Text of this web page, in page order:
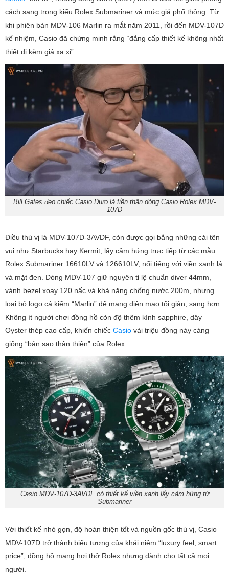
cách sang trọng kiểu Rolex Submariner và mức giá phổ thông. Từ
khi phiên bản MDV-106 Marlin ra mắt năm 2011, rồi đến MDV-107D
kế nhiệm, Casio đã chứng minh rằng “đẳng cấp thiết kế không nhất
thiết đi kèm giá xa xỉ”.
Bill Gates đeo chiếc Casio Duro là tiền thân dòng Casio Rolex MDV-
107D
Điều thú vị là MDV-107D-3AVDF, còn được gọi bằng những cái tên
vui như Starbucks hay Kermit, lấy cảm hứng trực tiếp từ các mẫu
Rolex Submariner 16610LV và 126610LV, nổi tiếng với viền xanh lá
và mặt đen. Dòng MDV-107 giữ nguyên tỉ lệ chuẩn diver 44mm,
vành bezel xoay 120 nấc và khả năng chống nước 200m, nhưng
loại bỏ logo cá kiếm “Marlin” để mang diện mạo tối giản, sang hơn.
Không ít người chơi đồng hồ còn độ thêm kính sapphire, dây
Oyster thép cao cấp, khiến chiếc Casio vài triệu đồng này càng
giống “bản sao thân thiện” của Rolex.
Casio MDV-107D-3AVDF có thiết kế viền xanh lấy cảm hứng từ
Submariner
Với thiết kế nhỏ gọn, độ hoàn thiện tốt và nguồn gốc thú vị, Casio
MDV-107D trở thành biểu tượng của khái niệm “luxury feel, smart
price”, đồng hồ mang hơi thở Rolex nhưng dành cho tất cả mọi
người.